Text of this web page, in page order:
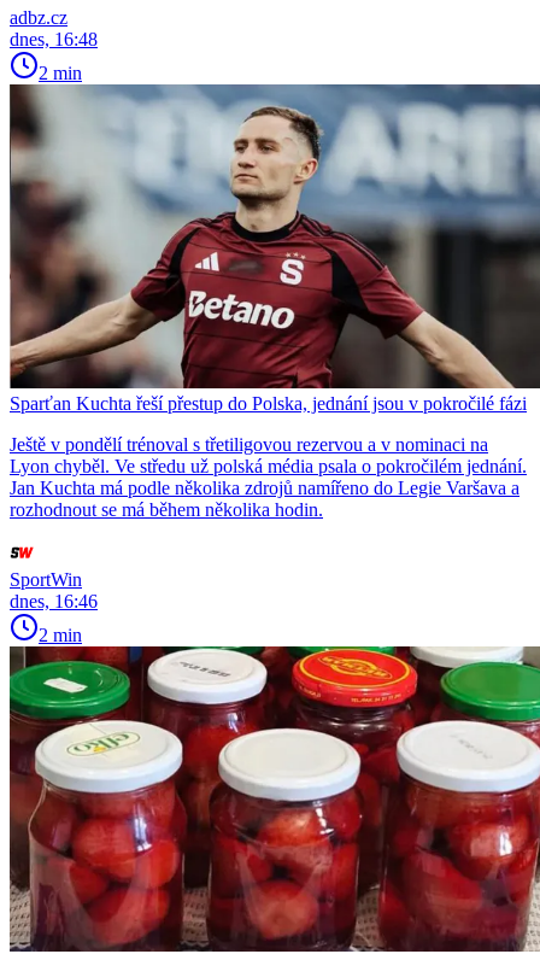
adbz.cz
dnes, 16:48
2 min
Sparťan Kuchta řeší přestup do Polska, jednání jsou v pokročilé fázi
Ještě v pondělí trénoval s třetiligovou rezervou a v nominaci na
Lyon chyběl. Ve středu už polská média psala o pokročilém jednání.
Jan Kuchta má podle několika zdrojů namířeno do Legie Varšava a
rozhodnout se má během několika hodin.
SportWin
dnes, 16:46
2 min